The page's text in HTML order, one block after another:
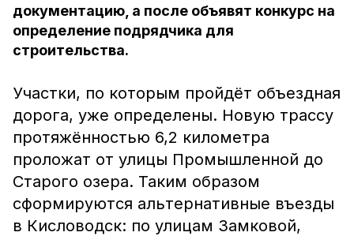
документацию, а после объявят конкурс на
определение подрядчика для
строительства.
Участки, по которым пройдёт объездная
дорога, уже определены. Новую трассу
протяжённостью 6,2 километра
проложат от улицы Промышленной до
Старого озера. Таким образом
сформируются альтернативные въезды
в Кисловодск: по улицам Замковой,